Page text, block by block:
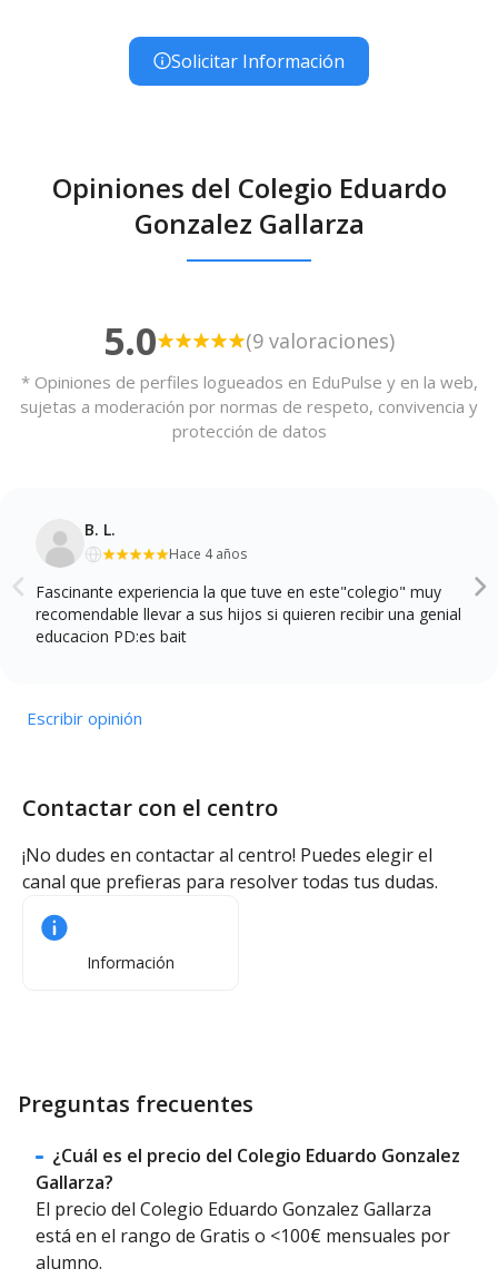
Solicitar Información
Opiniones del Colegio Eduardo
Gonzalez Gallarza
5.0 (9 valoraciones)
* Opiniones de perfiles logueados en EduPulse y en la web,
sujetas a moderación por normas de respeto, convivencia y
protección de datos
B. L.
Hace 4 años
Fascinante experiencia la que tuve en este"colegio" muy
recomendable llevar a sus hijos si quieren recibir una genial
educacion PD:es bait
Escribir opinión
Contactar con el centro
¡No dudes en contactar al centro! Puedes elegir el
canal que prefieras para resolver todas tus dudas.
Información
Preguntas frecuentes
¿Cuál es el precio del Colegio Eduardo Gonzalez
Gallarza?
El precio del Colegio Eduardo Gonzalez Gallarza
está en el rango de Gratis o <100€ mensuales por
alumno.